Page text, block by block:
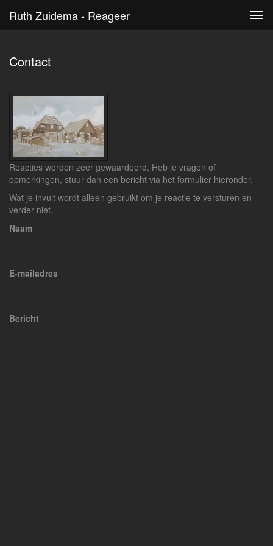
Ruth Zuidema - Reageer
Contact
Reacties worden zeer gewaardeerd. Heb je vragen of
opmerkingen, stuur dan een bericht via het formulier hieronder.
Wat je invult wordt alleen gebruikt om je reactie te versturen en
verder niet.
Naam
E-mailadres
Bericht